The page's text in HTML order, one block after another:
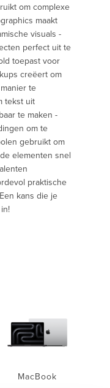
om complexe
maakt
visuals -
perfect uit te
toepast voor
creëert om
te
tekst uit
te maken -️
om te
gebruikt om
elementen snel
praktische
kans die je
MacBook